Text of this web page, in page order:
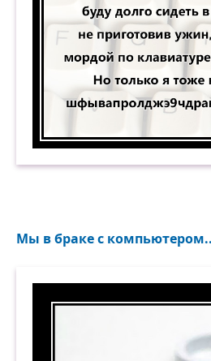
Муж мне сказал, что
Мы в браке с